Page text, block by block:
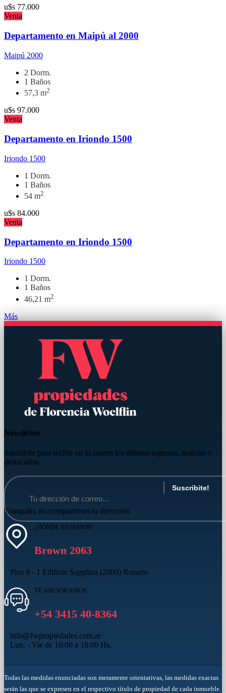
u$s 77.000
Venta
Departamento en Maipú al 2000
Maipú 2000
2 Dorm.
1 Baños
57,3 m2
u$s 97.000
Venta
Departamento en Iriondo 1500
Iriondo 1500
1 Dorm.
1 Baños
54 m2
u$s 84.000
Venta
Departamento en Iriondo 1500
Iriondo 1500
1 Dorm.
1 Baños
46,21 m2
Más
Newsletter
Suscribite para recibir en tu correo los últimos ingresos, noticias y
destacados.
Tranquilo, no compartimos tu dirección.
¿DÓNDE ESTAMOS?
Brown 2063
Piso 9 - 1 Edificio Sapphira (2000) Rosario
TE ASESORAMOS
+54 3415 40-8364
info@fwpropiedades.com.ar
Lun. - Vie de 10:00 a 18:00 Hs.
Todas las medidas enunciadas son meramente orientativas, las medidas exactas
serán las que se expresen en el respectivo título de propiedad de cada inmueble.